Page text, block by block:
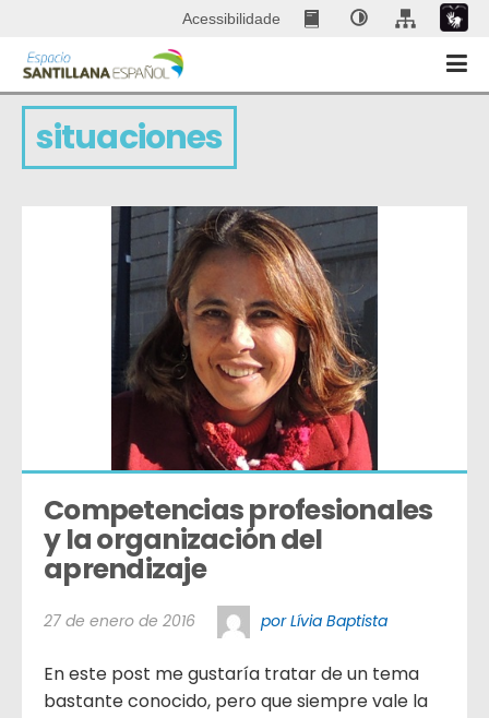
Acessibilidade
situaciones
Competencias profesionales
y la organización del
aprendizaje
27 de enero de 2016 por Lívia Baptista
En este post me gustaría tratar de un tema
bastante conocido, pero que siempre vale la